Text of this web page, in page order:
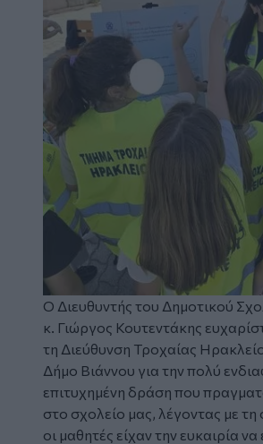
Ο Διευθυντής του Δημοτικού
κ. Γιώργος Κουτεντάκης
τη Διεύθυνση Τροχαίας
Δήμο Βιάννου για την πολύ
επιτυχημένη δράση που
στο σχολείο μας, λέγοντας με τη
οι μαθητές είχαν την ευκαιρία